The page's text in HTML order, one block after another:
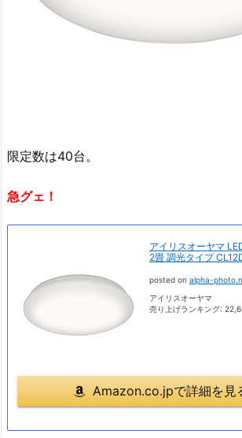
限定数は40台。
急グェ！
アイリスオーヤマ
2畳 調光タイプ
posted on alpha-
アイリスオーヤマ
売り上げランキング:
Amazon.co.jpで詳細を見